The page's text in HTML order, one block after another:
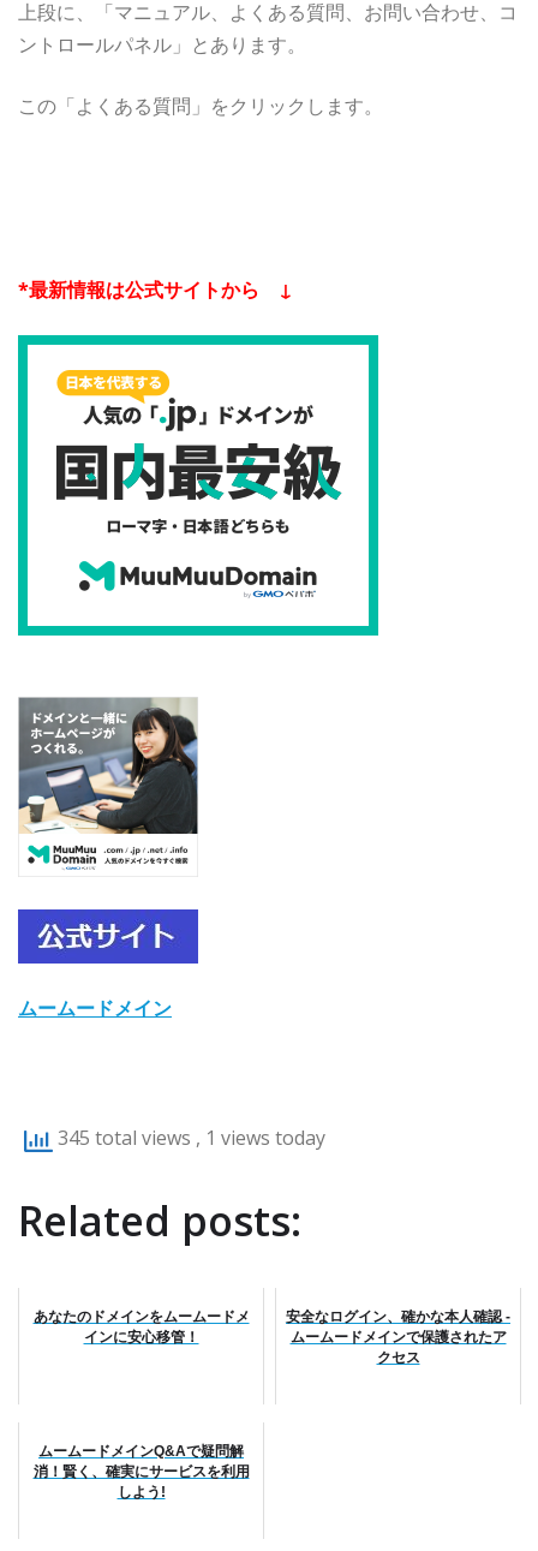
上段に、「マニュアル、よくある質問、お問い合わせ、コ
ントロールパネル」とあります。
この「よくある質問」をクリックします。
*最新情報は公式サイトから ↓
ムームードメイン
345 total views , 1 views today
Related posts:
あなたのドメインをムームードメ
インに安心移管！
安全なログイン、確かな本人確認 -
ムームードメインで保護されたア
クセス
ムームードメインQ&Aで疑問解
消！賢く、確実にサービスを利用
しよう!